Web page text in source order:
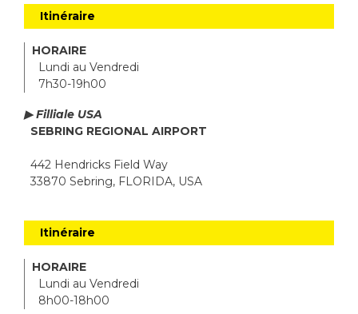
Itinéraire
HORAIRE
Lundi au Vendredi
7h30-19h00
▶ Filliale USA
SEBRING REGIONAL AIRPORT
442 Hendricks Field Way
33870 Sebring, FLORIDA, USA
Itinéraire
HORAIRE
Lundi au Vendredi
8h00-18h00